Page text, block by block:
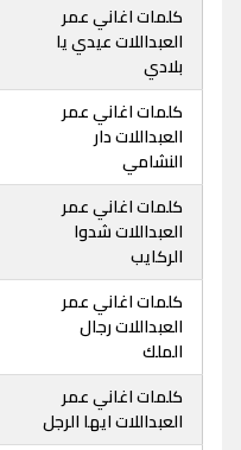
كلمات اغاني عمر
العبداللات عيدي يا
بلادي
كلمات اغاني عمر
العبداللات دار
النشامي
كلمات اغاني عمر
العبداللات شدوا
الركايب
كلمات اغاني عمر
العبداللات رجال
الملك
كلمات اغاني عمر
العبداللات ايها الرجل